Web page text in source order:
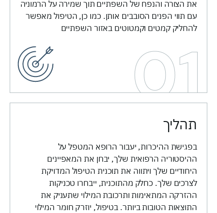
את הצורה והנפח של השפתיים תוך שמירה על הרמוניה
עם תווי הפנים הסובבים אותן. כמו כן, הטיפול מאפשר
להחליק קמטים וקמטוטים באזור השפתיים​
01
תהליך ​
בפגישת ההיכרות, יעבור הרופא המטפל על
ההיסטוריה הרפואית שלך, יבחן את המאפיינים
היחודיים שלך ויתווה את תוכנית הטיפול המדויקת
לצרכים שלך. כחלק מהתוכנית, ייבחרו טכניקות
ההזרקה המתאימות ותרכובת המילוי שתעניק את
התוצאות הטובות ביותר. בטיפול, יוזרק חומר המילוי